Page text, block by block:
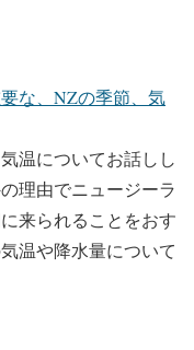
な、NZの季節、気
温についてお話しし
理由でニュージーラ
来られることをおす
温や降水量について